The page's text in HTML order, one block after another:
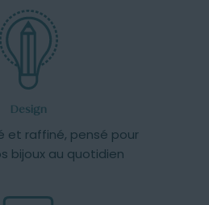
Design
et raffiné, pensé pour
bijoux au quotidien